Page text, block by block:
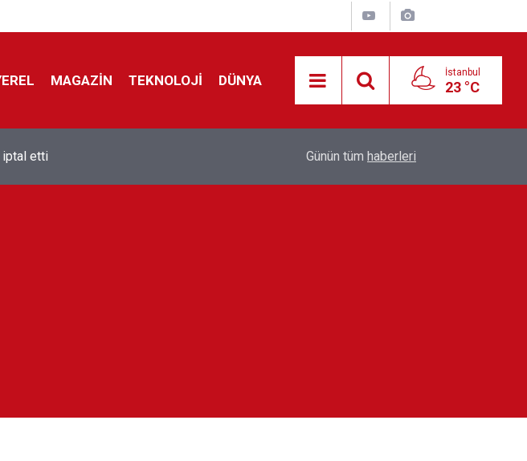
MAGAZİN TEKNOLOJİ DÜNYA İstanbul
23 °C
Trabzonspor ile anlaştı!
Feridun Düzağaç sahnelere ara verdi: ''En az
Günün tüm haberleri